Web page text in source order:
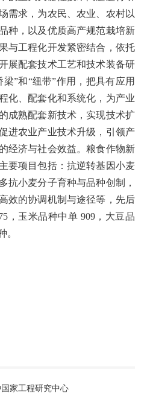
需求，为农民、农业、农村以
种，以及优质高产规范栽培新
与工程化开发紧密结合，依托
展配套技术工艺和技术装备研
梁”和“纽带”作用，把具有应用
化、配套化和系统化，为产业
成熟配套新技术，实现技术扩
进农业产业技术升级，引领产
经济与社会效益。粮食作物新
要项目包括：抗逆转基因小麦
抗小麦分子育种与品种创制，
效的协调机制与途径等，先后
，玉米品种中单 909，大豆品
。
家工程研究中心